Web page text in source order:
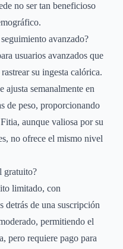
no ser tan beneficioso
avanzado?
usuarios avanzados que
su ingesta calórica.
semanalmente en
de peso, proporcionando
aunque valiosa por su
no ofrece el mismo nivel
gratuito?
limitado, con
detrás de una suscripción
permitiendo el
pero requiere pago para